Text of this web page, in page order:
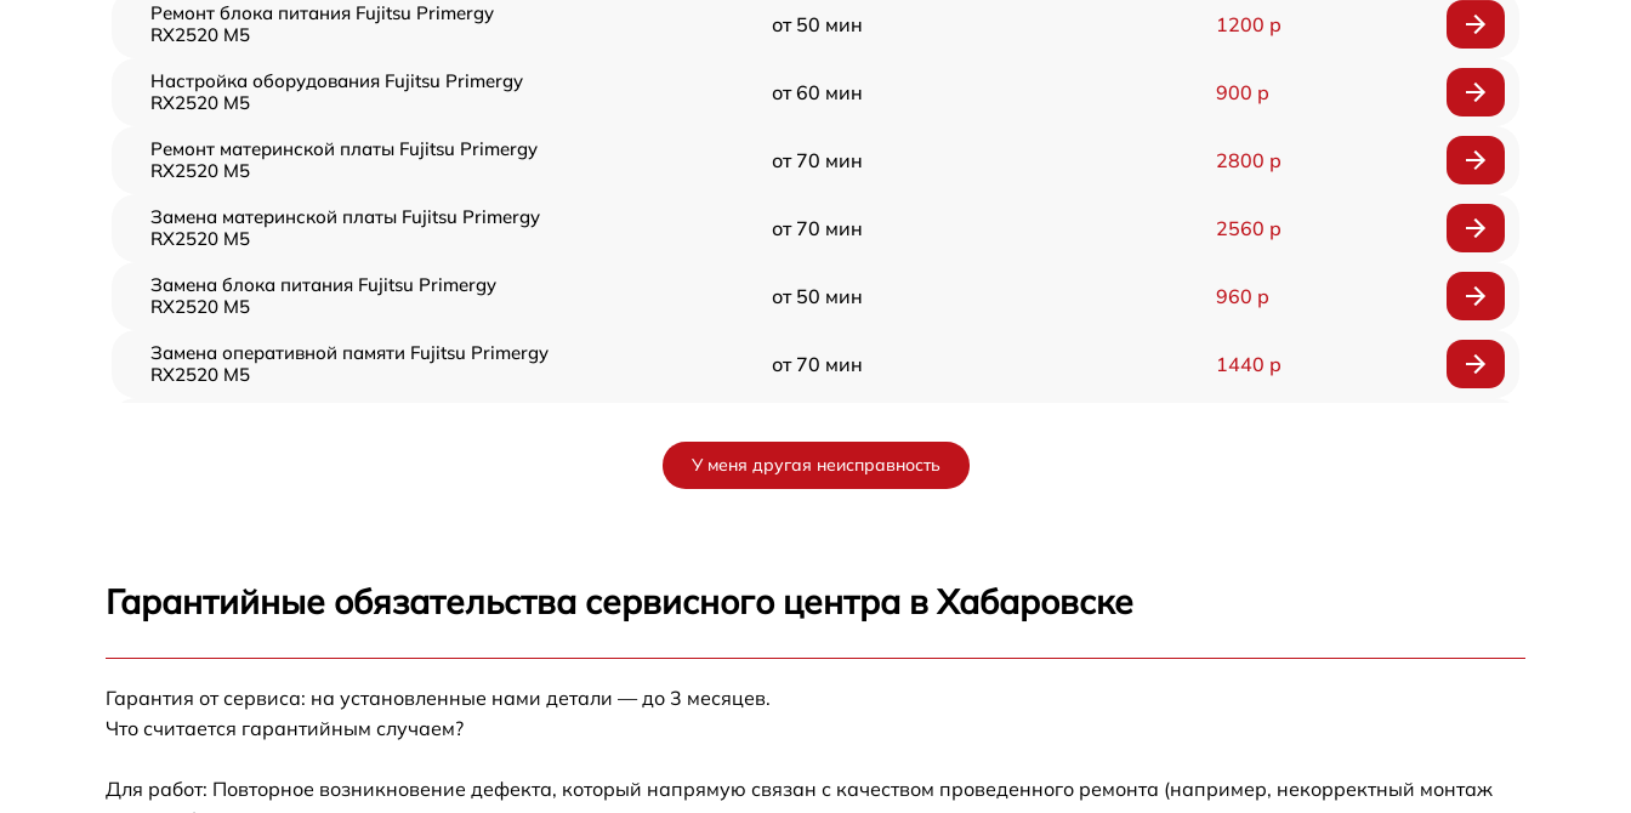
Ремонт блока питания Fujitsu Primergy
RX2520 M5
от 50 мин 1200 р
Настройка оборудования Fujitsu Primergy
RX2520 M5
от 60 мин 900 р
Ремонт материнской платы Fujitsu Primergy
RX2520 M5
от 70 мин 2800 р
Замена материнской платы Fujitsu Primergy
RX2520 M5
от 70 мин 2560 р
Замена блока питания Fujitsu Primergy
RX2520 M5
от 50 мин 960 р
Замена оперативной памяти Fujitsu Primergy
RX2520 M5
от 70 мин 1440 р
Ремонт СХД Fujitsu Primergy RX2520 M5
Primergy RX2520 M5
У меня другая неисправность
Гарантийные обязательства сервисного центра в Хабаровске
Гарантия от сервиса: на установленные нами детали — до 3 месяцев.
Что считается гарантийным случаем?
Для работ: Повторное возникновение дефекта, который напрямую связан с качеством проведенного ремонта (например, некорректный монтаж